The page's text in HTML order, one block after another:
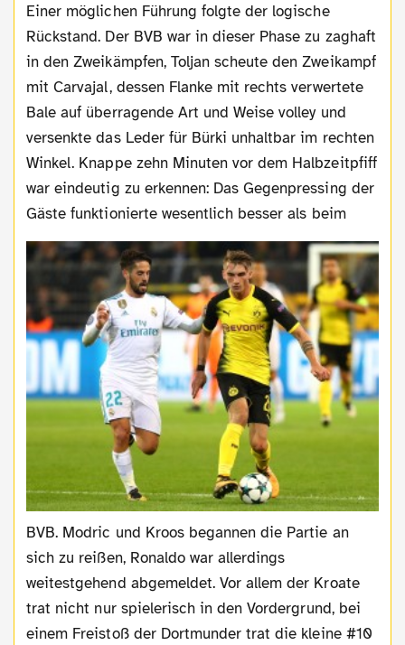
Einer möglichen Führung folgte der logische
Rückstand. Der BVB war in dieser Phase zu zaghaft
in den Zweikämpfen, Toljan scheute den Zweikampf
mit Carvajal, dessen Flanke mit rechts verwertete
Bale auf überragende Art und Weise volley und
versenkte das Leder für Bürki unhaltbar im rechten
Winkel. Knappe zehn Minuten vor dem Halbzeitpfiff
war eindeutig zu erkennen: Das Gegenpressing der
Gäste funktionierte wesentlich besser als beim
BVB. Modric und Kroos begannen die Partie an
sich zu reißen, Ronaldo war allerdings
weitestgehend abgemeldet. Vor allem der Kroate
trat nicht nur spielerisch in den Vordergrund, bei
einem Freistoß der Dortmunder trat die kleine #10